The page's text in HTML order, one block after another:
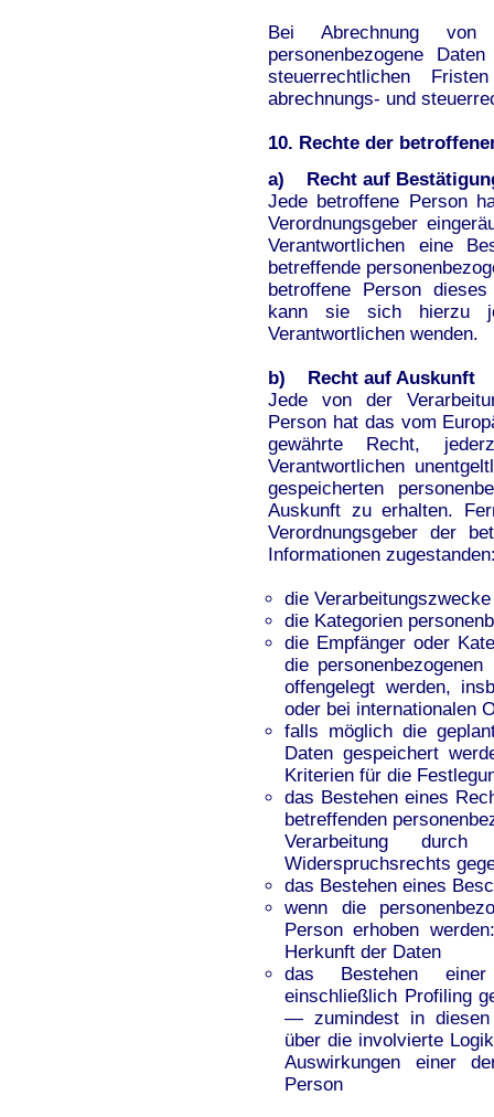
Bei Abrechnung von
personenbezogene
steuerrechtlichen
abrechnungs- und
10. Rechte der
a) Recht auf
Jede betroffene Person
Verordnungsgeber
Verantwortlichen eine
betreffende
betroffene Person
kann sie sich hierzu
Verantwortlichen wenden.
b) Recht auf Auskunft
Jede von der
Person hat das vom
gewährte Recht,
Verantwortlichen
gespeicherten
Auskunft zu erhalten.
Verordnungsgeber der
Informationen
die Verarbeitungszwecke
die Kategorien
die Empfänger oder
die
offengelegt werden,
oder bei internationalen
falls möglich die
Daten gespeichert
Kriterien für die
das Bestehen eines
betreffenden
Verarbeitung
Widerspruchsrechts
das Bestehen eines
wenn die
Person erhoben
Herkunft der Daten
das Bestehen einer
einschließlich Profiling
— zumindest in diesen
über die involvierte
Auswirkungen einer
Person